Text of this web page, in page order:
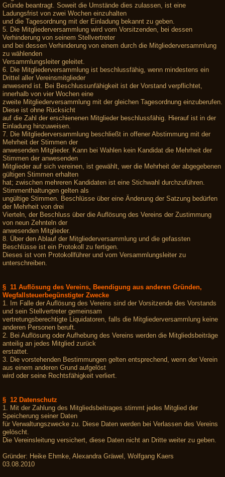
Gründe beantragt. Soweit die Umstände dies zulassen, ist eine
Ladungsfrist von zwei Wochen einzuhalten
und die Tagesordnung mit der Einladung bekannt zu geben.
5. Die Mitgliederversammlung wird vom Vorsitzenden, bei dessen
Verhinderung von seinem Stellvertreter
und bei dessen Verhinderung von einem durch die Mitgliederversammlung
zu wählenden
Versammlungsleiter geleitet.
6. Die Mitgliederversammlung ist beschlussfähig, wenn mindestens ein
Drittel aller Vereinsmitglieder
anwesend ist. Bei Beschlussunfähigkeit ist der Vorstand verpflichtet,
innerhalb von vier Wochen eine
zweite Mitgliederversammlung mit der gleichen Tagesordnung einzuberufen.
Diese ist ohne Rücksicht
auf die Zahl der erschienenen Mitglieder beschlussfähig. Hierauf ist in der
Einladung hinzuweisen.
7. Die Mitgliederversammlung beschließt in offener Abstimmung mit der
Mehrheit der Stimmen der
anwesenden Mitglieder. Kann bei Wahlen kein Kandidat die Mehrheit der
Stimmen der anwesenden
Mitglieder auf sich vereinen, ist gewählt, wer die Mehrheit der abgegebenen
gültigen Stimmen erhalten
hat; zwischen mehreren Kandidaten ist eine Stichwahl durchzuführen.
Stimmenthaltungen gelten als
ungültige Stimmen. Beschlüsse über eine Änderung der Satzung bedürfen
der Mehrheit von drei
Vierteln, der Beschluss über die Auflösung des Vereins der Zustimmung
von neun Zehnteln der
anwesenden Mitglieder.
8. Über den Ablauf der Mitgliederversammlung und die gefassten
Beschlüsse ist ein Protokoll zu fertigen.
Dieses ist vom Protokollführer und vom Versammlungsleiter zu
unterschreiben.
§ 11 Auflösung des Vereins, Beendigung aus anderen Gründen,
Wegfallsteuerbegünstigter Zwecke
1. Im Falle der Auflösung des Vereins sind der Vorsitzende des Vorstands
und sein Stellvertreter gemeinsam
vertretungsberechtigte Liquidatoren, falls die Mitgliederversammlung keine
anderen Personen beruft.
2. Bei Auflösung oder Aufhebung des Vereins werden die Mitgliedsbeiträge
anteilig an jedes Mitglied zurück
erstattet.
3. Die vorstehenden Bestimmungen gelten entsprechend, wenn der Verein
aus einem anderen Grund aufgelöst
wird oder seine Rechtsfähigkeit verliert.
§ 12 Datenschutz
1. Mit der Zahlung des Mitgliedsbeitrages stimmt jedes Mitglied der
Speicherung seiner Daten
für Verwaltungszwecke zu. Diese Daten werden bei Verlassen des Vereins
gelöscht.
Die Vereinsleitung versichert, diese Daten nicht an Dritte weiter zu geben.
Gründer: Heike Ehmke, Alexandra Gräwel, Wolfgang Kaers
03.08.2010